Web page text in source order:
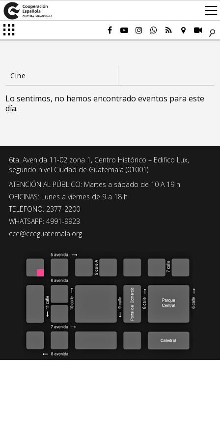
Lo sentimos, no hemos encontrado eventos para este
día.
6ta. Avenida 11-02 zona 1, Centro Histórico – Edifico Lux,
segundo nivel Ciudad de Guatemala (01001)
ATENCIÓN AL PÚBLICO: Martes a sábado de 10 A 19 h
OFICINAS: Lunes a viernes de 9 a 18 h
TELÉFONO: 2377-2200
WHATSAPP: 4991-9923
cce@cceguatemala.org